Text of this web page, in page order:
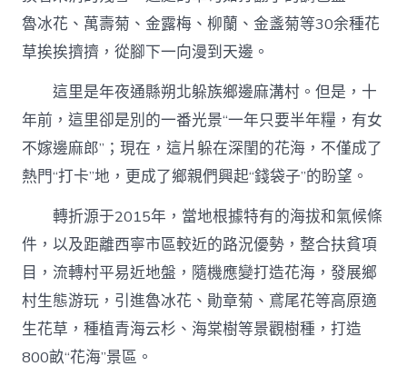
魯冰花、萬壽菊、金露梅、柳蘭、金盞菊等30余種花
草挨挨擠擠，從腳下一向漫到天邊。
這里是年夜通縣朔北躲族鄉邊麻溝村。但是，十
年前，這里卻是別的一番光景“一年只要半年糧，有女
不嫁邊麻郎”；現在，這片躲在深閨的花海，不僅成了
熱門“打卡”地，更成了鄉親們興起“錢袋子”的盼望。
轉折源于2015年，當地根據特有的海拔和氣候條
件，以及距離西寧市區較近的路況優勢，整合扶貧項
目，流轉村平易近地盤，隨機應變打造花海，發展鄉
村生態游玩，引進魯冰花、勛章菊、鳶尾花等高原適
生花草，種植青海云杉、海棠樹等景觀樹種，打造
800畝“花海”景區。